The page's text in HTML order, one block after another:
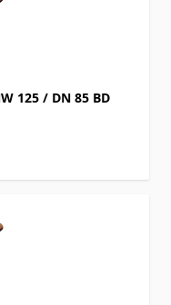
125 / DN 85 BD